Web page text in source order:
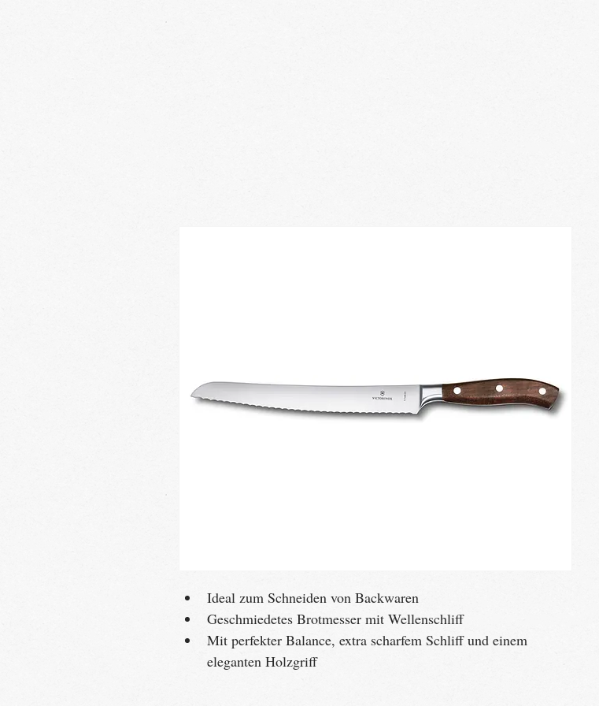
Ideal zum Schneiden von Backwaren
Geschmiedetes Brotmesser mit Wellenschliff
Mit perfekter Balance, extra scharfem Schliff und einem
eleganten Holzgriff